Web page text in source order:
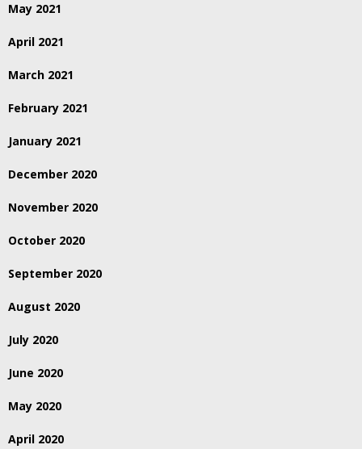
May 2021
April 2021
March 2021
February 2021
January 2021
December 2020
November 2020
October 2020
September 2020
August 2020
July 2020
June 2020
May 2020
April 2020